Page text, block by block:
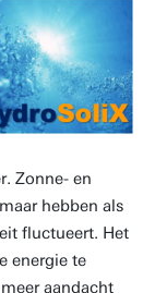
Zonne- en
hebben als
fluctueert. Het
energie te
aandacht